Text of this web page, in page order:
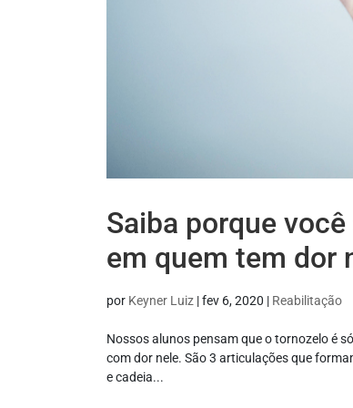
Saiba porque
em quem tem dor
por Keyner Luiz |fev 6, 2020 | Reabilitação
Nossos alunos pensam que o tornozelo é
com dor nele. São 3 articulações que
e cadeia...